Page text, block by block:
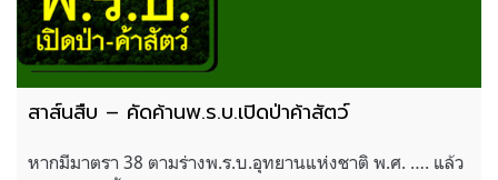
สาส์นสืบ – คัดค้านพ.ร.บ.เปิดป่าค้าสัตว์
หากมีมาตรา 38 ตามร่างพ.ร.บ.อุทยานแห่งชาติ พ.ศ. …. แล้ว